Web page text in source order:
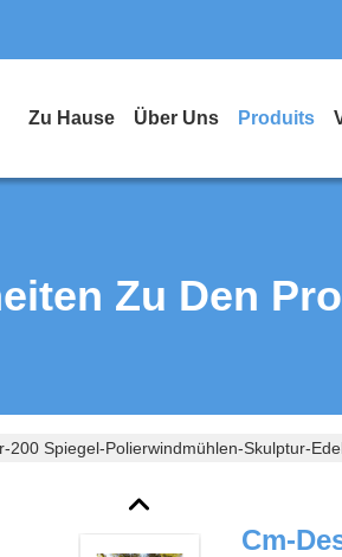
Zu Hause Über Uns Produits
Zu Den
200 Spiegel-Polierwindmühlen-Skulptur-
Cm-